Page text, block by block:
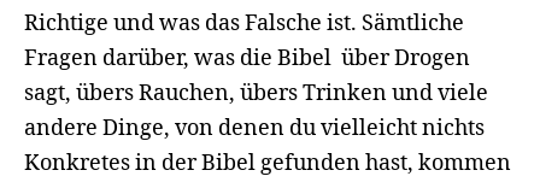
Richtige und was das Falsche ist. Sämtliche
Fragen darüber, was die Bibel über Drogen
sagt, übers Rauchen, übers Trinken und viele
andere Dinge, von denen du vielleicht nichts
Konkretes in der Bibel gefunden hast, kommen